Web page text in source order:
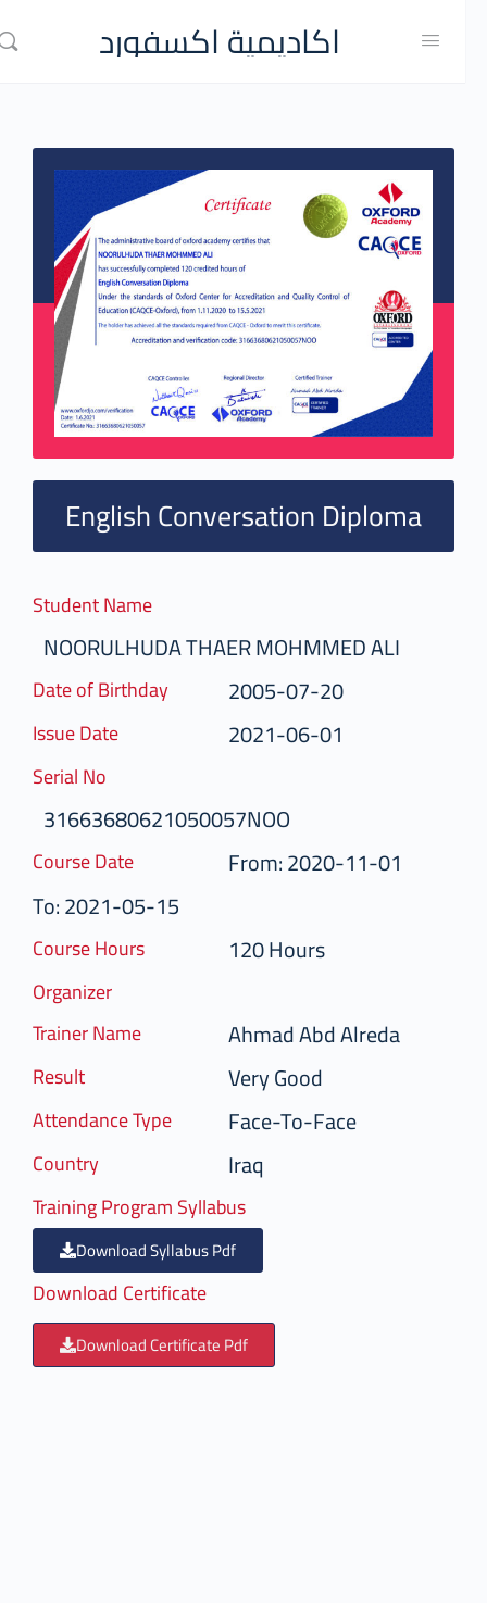
اكاديمية اكسفورد
English Conversation Diploma
Student Name
NOORULHUDA THAER MOHMMED ALI
Date of Birthday 2005-07-20
Issue Date 2021-06-01
Serial No
31663680621050057NOO
Course Date
From: 2020-11-01
To: 2021-05-15
Course Hours 120 Hours
Organizer
Trainer Name
Ahmad Abd Alreda
Result Very Good
Attendance Type Face-To-Face
Country Iraq
Training Program Syllabus
Download Syllabus Pdf
Download Certificate
Download Certificate Pdf